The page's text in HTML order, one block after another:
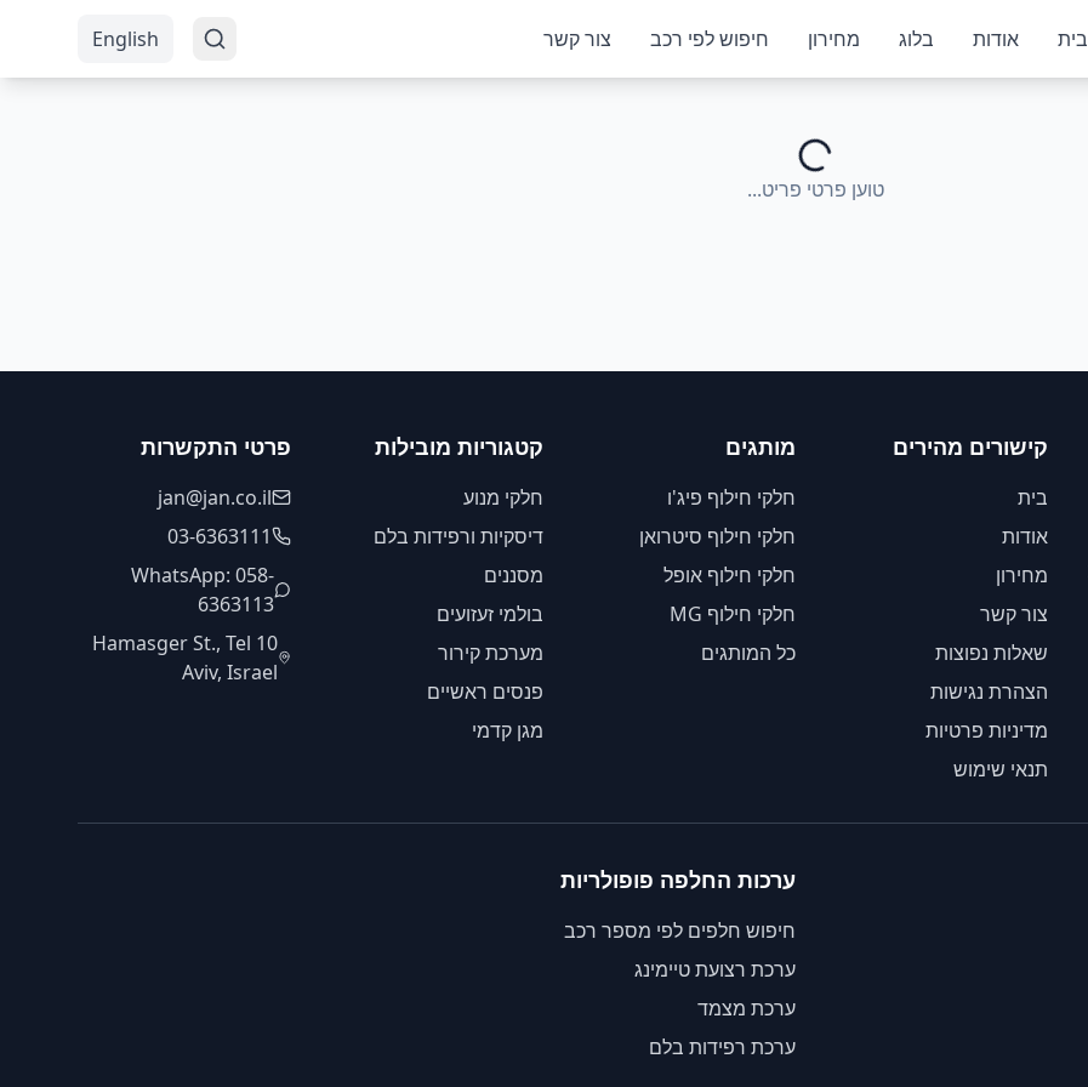
בית
אודות בלוג מחירון חיפוש לפי רכב צור קשר English
טוען פרטי פריט...
קישורים מהירים
בית
אודות
מחירון
צור קשר
שאלות נפוצות
הצהרת נגישות
מדיניות פרטיות
תנאי שימוש
מותגים
חלקי חילוף פיג'ו
חלקי חילוף סיטרואן
חלקי חילוף אופל
חלקי חילוף MG
כל המותגים
קטגוריות מובילות
חלקי מנוע
דיסקיות ורפידות בלם
מסננים
בולמי זעזועים
מערכת קירור
פנסים ראשיים
מגן קדמי
פרטי התקשרות
jan@jan.co.il
03-6363111
WhatsApp: 058-
6363113
10 Hamasger St., Tel
Aviv, Israel
ערכות החלפה פופולריות
חיפוש חלפים לפי מספר רכב
ערכת רצועת טיימינג
ערכת מצמד
ערכת רפידות בלם